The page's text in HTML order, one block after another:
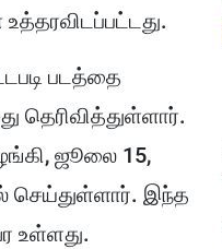
படத்தை
தெரிவித்துள்ளார்.
ஜூலை 15,
செய்துள்ளார். இந்த
உள்ளது.